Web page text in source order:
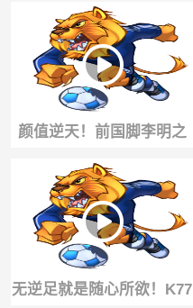
名顶级中后卫，还引进了
一名中锋😁
颜值逆天！前国脚李明之
子李嗣镕曾坦言：没必要
和老爸去比
无逆足就是随心所欲！K77